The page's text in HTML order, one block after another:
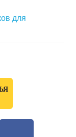
для